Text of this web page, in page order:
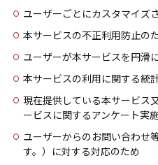
ユーザーごとにカスタマイズ
本サービスの不正利用防止の
ユーザーが本サービスを円滑
本サービスの利用に関する統
現在提供している本サービス
ービスに関するアンケート実
ユーザーからのお問い合わせ
す。）に対する対応のため